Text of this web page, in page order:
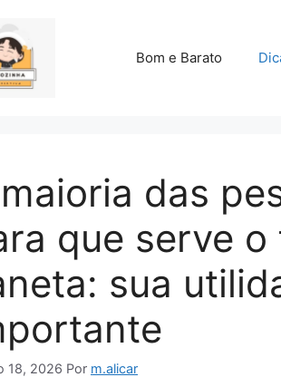
Bom e Barato
das
que serve
sua
18, 2026 Por m.alicar